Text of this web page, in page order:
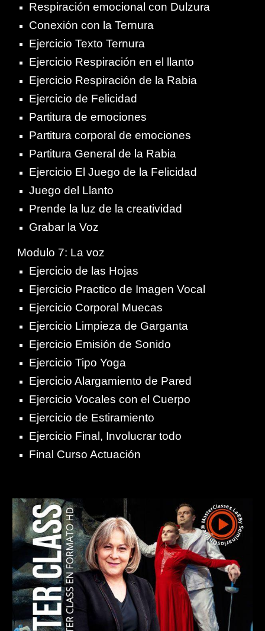
Respiración emocional con Dulzura
Conexión con la Ternura
Ejercicio Texto Ternura
Ejercicio Respiración en el llanto
Ejercicio Respiración de la Rabia
Ejercicio de Felicidad
Partitura de emociones
Partitura corporal de emociones
Partitura General de la Rabia
Ejercicio El Juego de la Felicidad
Juego del Llanto
Prende la luz de la creatividad
Grabar la Voz
Modulo 7: La voz
Ejercicio de las Hojas
Ejercicio Practico de Imagen Vocal
Ejercicio Corporal Muecas
Ejercicio Limpieza de Garganta
Ejercicio Emisión de Sonido
Ejercicio Tipo Yoga
Ejercicio Alargamiento de Pared
Ejercicio Vocales con el Cuerpo
Ejercicio de Estiramiento
Ejercicio Final, Involucrar todo
Final Curso Actuación